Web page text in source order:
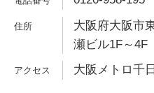
大阪府大阪市
瀬ビル1F～4F
大阪メトロ千